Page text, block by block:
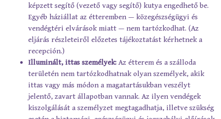
képzett segítő (vezető vagy segítő) kutya engedhető be.
Egyéb háziállat az étteremben — közegészségügyi és
vendégtéri elvárások miatt — nem tartózkodhat. (Az
eljárás részleteiről előzetes tájékoztatást kérhetnek a
recepción.)
Illuminált, ittas személyek:Az étterem és a szálloda
területén nem tartózkodhatnak olyan személyek, akik
ittas vagy más módon a magatartásukban veszélyt
jelentő, zavart állapotban vannak. Az ilyen vendégek
kiszolgálását a személyzet megtagadhatja, illetve szükség